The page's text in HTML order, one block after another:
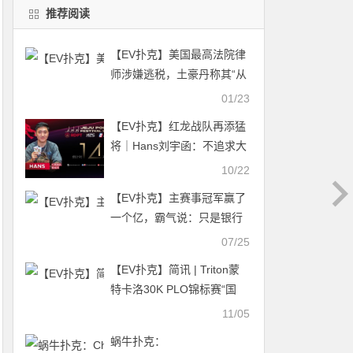
推荐阅读
【EV扑克】美国最高法院律
师涉嫌逃税，土豪丹称其“从
未见过像他这样不把钱当钱
01/23
【EV扑克】红龙战队再添猛
将｜Hans刘宇函：不追求大
神标签 认真打好每手牌10/22
【EV扑克】主赛事冠军赢了
一个亿，霸气说：只是银行
多了几块钱！金戒指主赛每
07/25
【EV扑克】简讯 | Triton蒙
特卡洛30K PLO锦标赛“国
王”周全、Danny Tang分获
11/05
蜗牛扑克：